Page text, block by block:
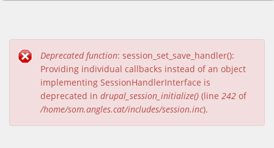
Missatge d'error
Deprecated function: session_set_save_handler():
Providing individual callbacks instead of an object
implementing SessionHandlerInterface is
deprecated in drupal_session_initialize() (line 242 of
/home/som.angles.cat/includes/session.inc).